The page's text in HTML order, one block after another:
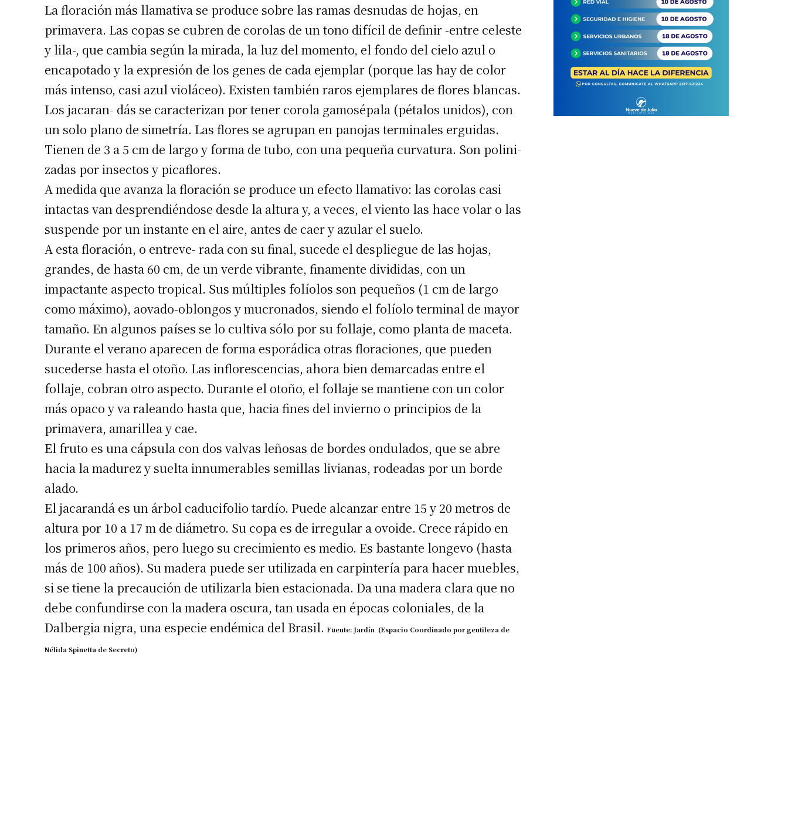
Nombre
Apellidos
Número de teléfono
La floración más llamativa se produce sobre las ramas desnudas de hojas, en
primavera. Las copas se cubren de corolas de un tono difícil de definir -entre celeste
y lila-, que cambia según la mirada, la luz del momento, el fondo del cielo azul o
encapotado y la expresión de los genes de cada ejemplar (porque las hay de color
más intenso, casi azul violáceo). Existen también raros ejemplares de flores blancas.
Los jacaran- dás se caracterizan por tener corola gamosépala (pétalos unidos), con
un solo plano de simetría. Las flores se agrupan en panojas terminales erguidas.
Tienen de 3 a 5 cm de largo y forma de tubo, con una pequeña curvatura. Son polini-
zadas por insectos y picaflores.
A medida que avanza la floración se produce un efecto llamativo: las corolas casi
intactas van desprendiéndose desde la altura y, a veces, el viento las hace volar o las
suspende por un instante en el aire, antes de caer y azular el suelo.
A esta floración, o entreve- rada con su final, sucede el despliegue de las hojas,
grandes, de hasta 60 cm, de un verde vibrante, finamente divididas, con un
impactante aspecto tropical. Sus múltiples folíolos son pequeños (1 cm de largo
como máximo), aovado-oblongos y mucronados, siendo el folíolo terminal de mayor
tamaño. En algunos países se lo cultiva sólo por su follaje, como planta de maceta.
Durante el verano aparecen de forma esporádica otras floraciones, que pueden
sucederse hasta el otoño. Las inflorescencias, ahora bien demarcadas entre el
follaje, cobran otro aspecto. Durante el otoño, el follaje se mantiene con un color
más opaco y va raleando hasta que, hacia fines del invierno o principios de la
primavera, amarillea y cae.
El fruto es una cápsula con dos valvas leñosas de bordes ondulados, que se abre
hacia la madurez y suelta innumerables semillas livianas, rodeadas por un borde
alado.
El jacarandá es un árbol caducifolio tardío. Puede alcanzar entre 15 y 20 metros de
altura por 10 a 17 m de diámetro. Su copa es de irregular a ovoide. Crece rápido en
los primeros años, pero luego su crecimiento es medio. Es bastante longevo (hasta
más de 100 años). Su madera puede ser utilizada en carpintería para hacer muebles,
si se tiene la precaución de utilizarla bien estacionada. Da una madera clara que no
debe confundirse con la madera oscura, tan usada en épocas coloniales, de la
Dalbergia nigra, una especie endémica del Brasil. Fuente: Jardín (Espacio Coordinado por gentileza de
Nélida Spinetta de Secreto)